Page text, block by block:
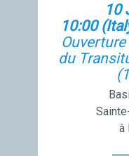
10
10:00
du
à